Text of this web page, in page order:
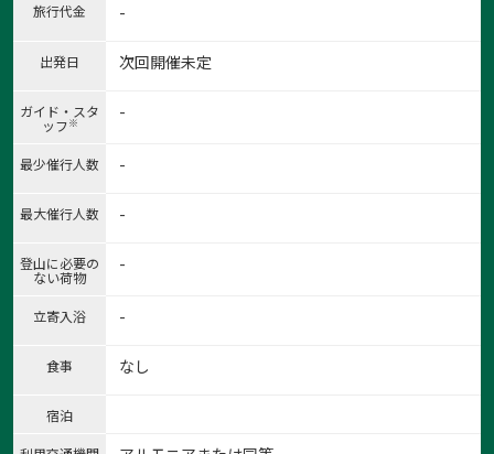
旅行代金 -
出発日 次回開催未定
ガイド・スタ
ッフ※ -
最少催行人数 -
最大催行人数 -
登山に必要の
ない荷物
-
立寄入浴 -
食事 なし
宿泊